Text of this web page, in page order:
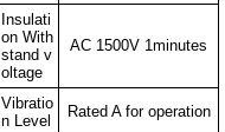
Insulati
on With
stand v
oltage
AC 1500V 1minutes
Vibratio
n Level
Rated A for operation